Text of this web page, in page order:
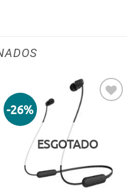
-26%
ESGOTADO